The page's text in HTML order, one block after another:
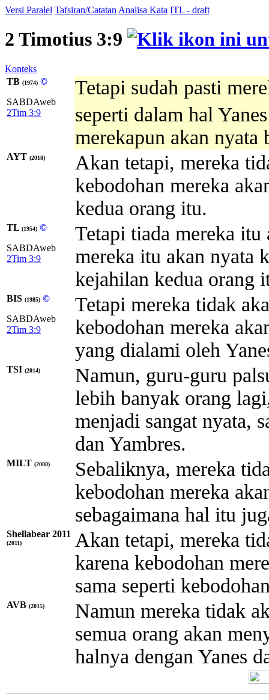
Versi Paralel Tafsiran/Catatan Analisa Kata ITL - draft
2 Timotius 3:9
Konteks
TB (1974) ©
SABDAweb
2Tim 3:9
Tetapi sudah pasti
seperti dalam hal
merekapun akan nyata
AYT (2018)
Akan tetapi, mereka
kebodohan mereka
kedua orang itu.
TL (1954) ©
SABDAweb
2Tim 3:9
Tetapi tiada mereka
mereka itu akan nyata
kejahilan kedua orang
BIS (1985) ©
SABDAweb
2Tim 3:9
Tetapi mereka tidak
kebodohan mereka
yang dialami oleh
TSI (2014)
Namun, guru-guru
lebih banyak orang
menjadi sangat nyata,
dan Yambres.
MILT (2008)
Sebaliknya, mereka
kebodohan mereka
sebagaimana hal itu
Shellabear 2011
(2011)
Akan tetapi, mereka
karena kebodohan
sama seperti
AVB (2015)
Namun mereka tidak
semua orang akan
halnya dengan Yanes